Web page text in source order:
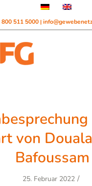
800 511 5000 |
von
Bafoussam
25. Februar 2022 /